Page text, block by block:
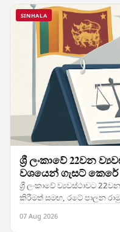
SINHALA
ශ්‍රී ලංකාවේ 22වන
වශයෙන් ගැසට් කෙරේ
ශ්‍රී ලංකාවේ ව්‍යවස්ථාවට
කිරීමත් සමඟ, රටේ පාලන
07 Aug 2026